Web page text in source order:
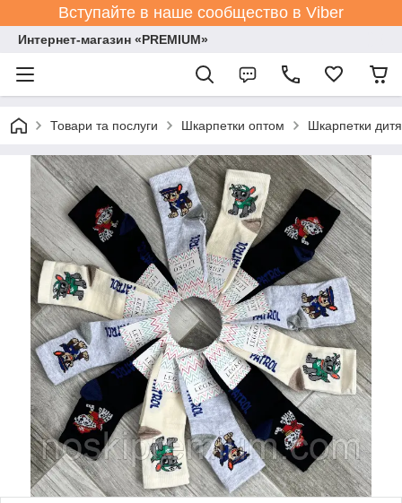
Вступайте в наше сообщество в Viber
Интернет-магазин «PREMIUM»
Товари та послуги Шкарпетки оптом Шкарпетки